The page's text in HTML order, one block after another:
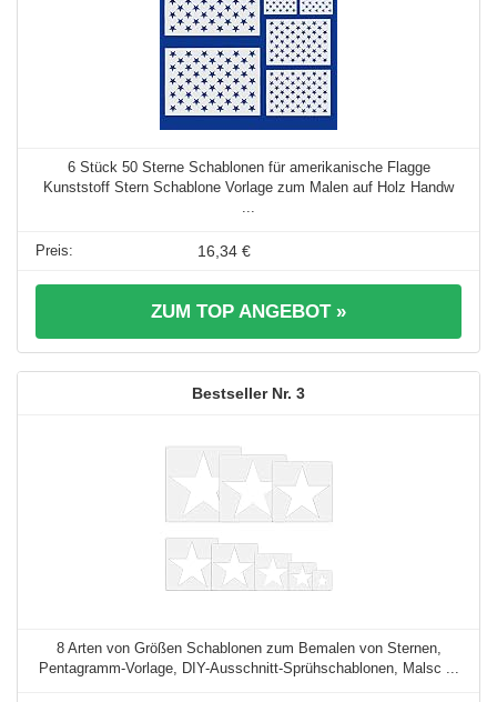
6 Stück 50 Sterne Schablonen für amerikanische Flagge
Kunststoff Stern Schablone Vorlage zum Malen auf Holz Handw
...
16,34 €
ZUM TOP ANGEBOT »
3
8 Arten von Größen Schablonen zum Bemalen von Sternen,
Pentagramm-Vorlage, DIY-Ausschnitt-Sprühschablonen, Malsc ...